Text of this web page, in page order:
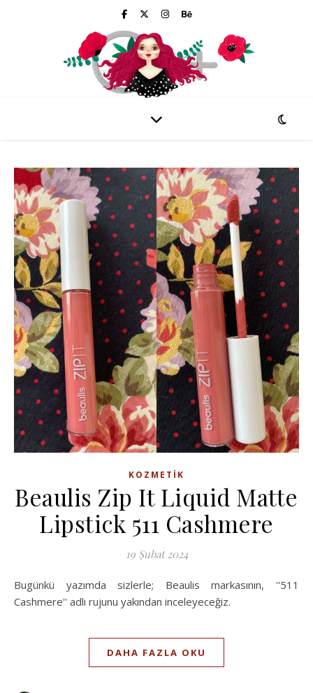
KOZMETIK
Beaulis Zip It Liquid Matte
Lipstick 511 Cashmere
19 Şubat 2024
Bugünkü yazımda sizlerle; Beaulis markasının, ''511
Cashmere'' adlı rujunu yakından inceleyeceğiz.
DAHA FAZLA OKU